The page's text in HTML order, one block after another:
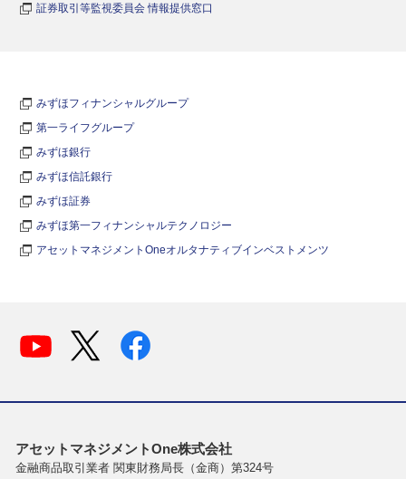
証券取引等監視委員会 情報提供窓口
みずほフィナンシャルグループ
第一ライフグループ
みずほ銀行
みずほ信託銀行
みずほ証券
みずほ第一フィナンシャルテクノロジー
アセットマネジメントOneオルタナティブインベストメンツ
アセットマネジメントOne株式会社
金融商品取引業者 関東財務局長（金商）第324号